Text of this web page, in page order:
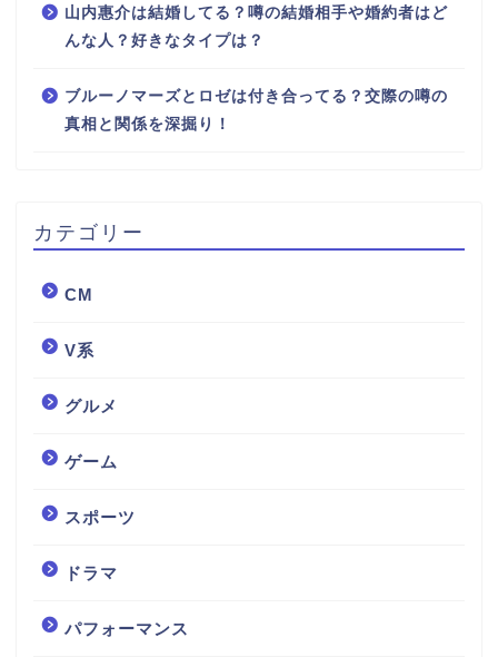
山内惠介は結婚してる？噂の結婚相手や婚約者はど
んな人？好きなタイプは？
ブルーノマーズとロゼは付き合ってる？交際の噂の
真相と関係を深掘り！
カテゴリー
CM
V系
グルメ
ゲーム
スポーツ
ドラマ
パフォーマンス